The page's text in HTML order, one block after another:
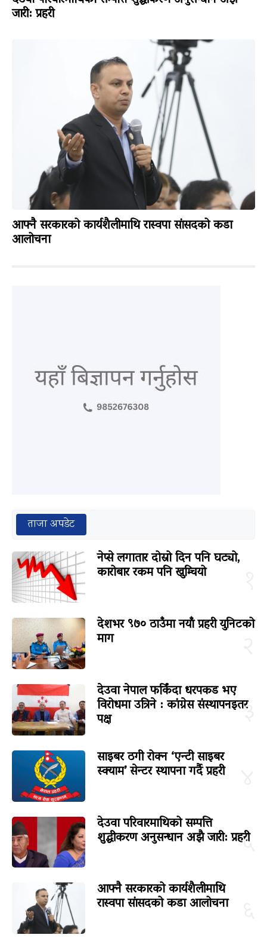
जारी: प्रहरी
आफ्नै सरकारको कार्यशैलीमाथि रास्वपा सांसदको कडा
आलोचना
ताजा अपडेट
नेप्से लगातार दोस्रो दिन पनि घट्यो,
कारोबार रकम पनि खुम्चियो
देशभर ९७० ठाउँमा नयाँ प्रहरी युनिटको
माग
३
देउवा नेपाल फर्किंदा धरपकड भए
विरोधमा उत्रिने : कांग्रेस संस्थापनइतर
पक्ष
साइबर ठगी रोक्न ‘एन्टी साइबर
स्क्याम’ सेन्टर स्थापना गर्दै प्रहरी
५
देउवा परिवारमाथिको सम्पत्ति
शुद्धीकरण अनुसन्धान अझै जारी: प्रहरी
आफ्नै सरकारको कार्यशैलीमाथि
रास्वपा सांसदको कडा आलोचना